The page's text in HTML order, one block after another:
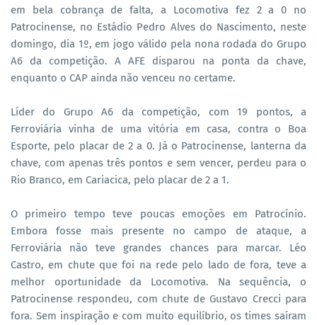
em bela cobrança de falta, a Locomotiva fez 2 a 0 no
Patrocinense, no Estádio Pedro Alves do Nascimento, neste
domingo, dia 1º, em jogo válido pela nona rodada do Grupo
A6 da competição. A AFE disparou na ponta da chave,
enquanto o CAP ainda não venceu no certame.
Líder do Grupo A6 da competição, com 19 pontos, a
Ferroviária vinha de uma vitória em casa, contra o Boa
Esporte, pelo placar de 2 a 0. Já o Patrocinense, lanterna da
chave, com apenas três pontos e sem vencer, perdeu para o
Rio Branco, em Cariacica, pelo placar de 2 a 1.
O primeiro tempo teve poucas emoções em Patrocínio.
Embora fosse mais presente no campo de ataque, a
Ferroviária não teve grandes chances para marcar. Léo
Castro, em chute que foi na rede pelo lado de fora, teve a
melhor oportunidade da Locomotiva. Na sequência, o
Patrocinense respondeu, com chute de Gustavo Crecci para
fora. Sem inspiração e com muito equilíbrio, os times saíram